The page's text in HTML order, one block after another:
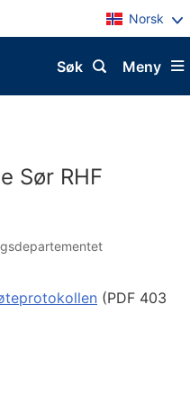
Norsk
Meny
Søk
Sør RHF
(PDF 403